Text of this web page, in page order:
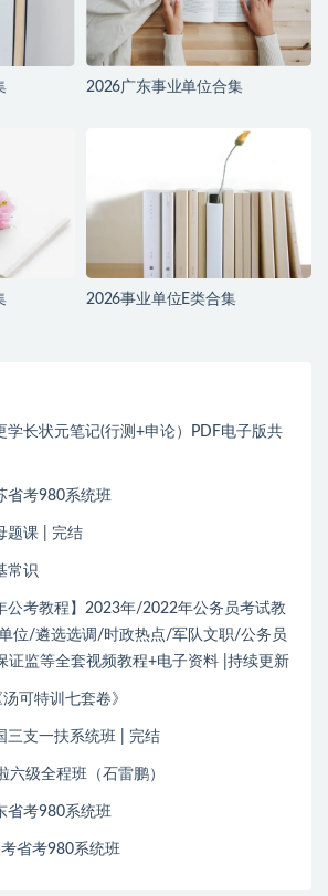
2026广东事业单位合集
2026事业单位E类合集
学长状元笔记(行测+申论）PDF电子版共
省考980系统班
题课 | 完结
常识
公考教程】2023年/2022年公务员考试教
位/遴选选调/时政热点/军队文职/公务员
证监等全套视频教程+电子资料 |持续更新
可特训七套卷》
三支一扶系统班 | 完结
六级全程班（石雷鹏）
省考980系统班
省考980系统班